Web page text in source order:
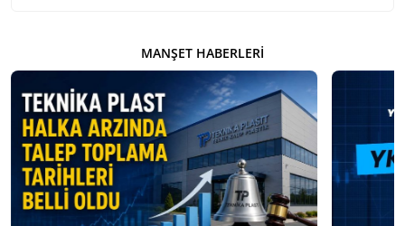
MANŞET HABERLERI